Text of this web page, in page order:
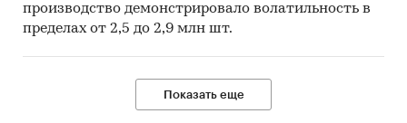
производство демонстрировало волатильность в
пределах от 2,5 до 2,9 млн шт.
Показать еще